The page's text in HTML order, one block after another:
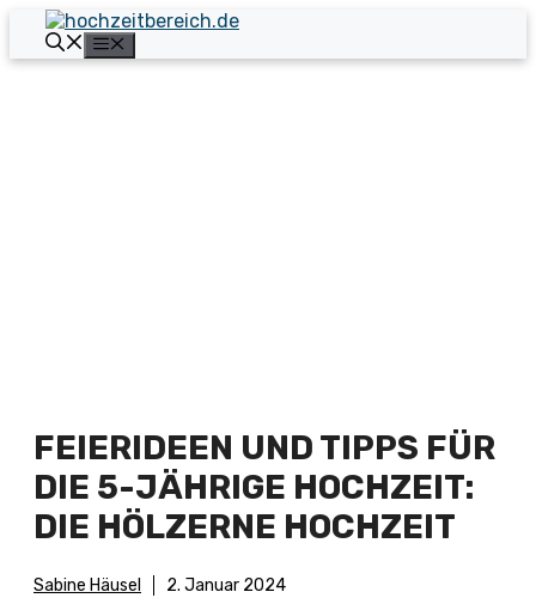
Zum
Inhalt
springen
FEIERIDEEN UND TIPPS FÜR
DIE 5-JÄHRIGE HOCHZEIT:
DIE HÖLZERNE HOCHZEIT
Sabine Häusel 2. Januar 2024